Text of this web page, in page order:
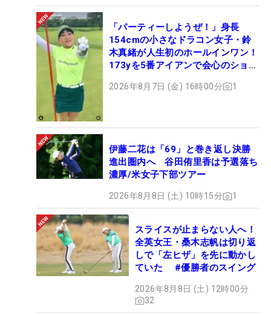
「パーティーしようぜ！」身長
154cmの小さなドラコン女子・鈴
木真緒が人生初のホールインワン！
173yを5番アイアンで会心のショッ
2026年8月7日 (金) 16時00分 1
伊藤二花は「69」と巻き返し決勝
進出圏内へ 谷田侑里香は予選落ち
濃厚/米女子下部ツアー
2026年8月8日 (土) 10時15分 1
スライスが止まらない人へ！
全英女王・桑木志帆は切り返
しで「左ヒザ」を先に動かし
ていた #優勝者のスイング
2026年8月8日 (土) 12時00分
32